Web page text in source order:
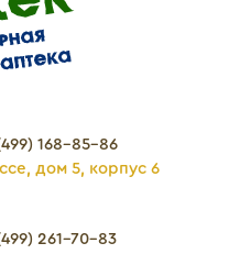
168-85-86
дом 5, корпус 6
261-70-83